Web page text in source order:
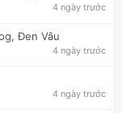
4 ngày trước
Đen Vâu
4 ngày trước
4 ngày trước